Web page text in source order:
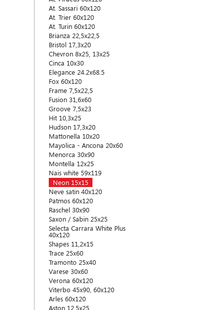
At. Sassari 60x120
At. Trier 60x120
At. Turin 60x120
Brianza 22,5x22,5
Bristol 17,3x20
Chevron 8x25, 13x25
Cinca 10x30
Elegance 24.2x68.5
Fox 60x120
Frame 7,5x22,5
Fusion 31,6x60
Groove 7,5x23
Hit 10,3x25
Hudson 17,3x20
Mattonella 10x20
Mayolica - Ancona 20x60
Menorca 30x90
Montella 12x25
Nais white 59x119
Neon 15x15
Neve satin 40x120
Patmos 60x120
Raschel 30x90
Saxon / Sabin 25x25
Selecta Carrara White Plus
40x120
Shapes 11,2x15
Trace 25x60
Tramonto 25x40
Varese 30x60
Verona 60x120
Viterbo 45x90, 60x120
Arles 60x120
Aston 12,5x25